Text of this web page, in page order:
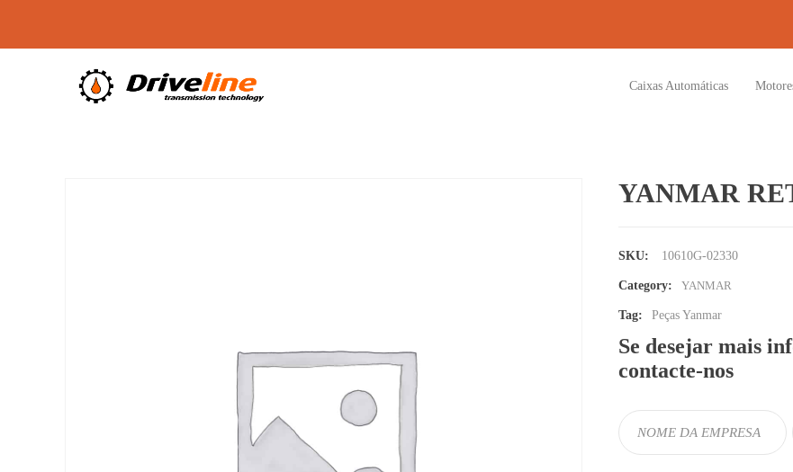
Caixas Automáticas
YANMAR
SKU: 10610G-02330
Category: YANMAR
Tag: Peças Yanmar
Se desejar mais
contacte-nos